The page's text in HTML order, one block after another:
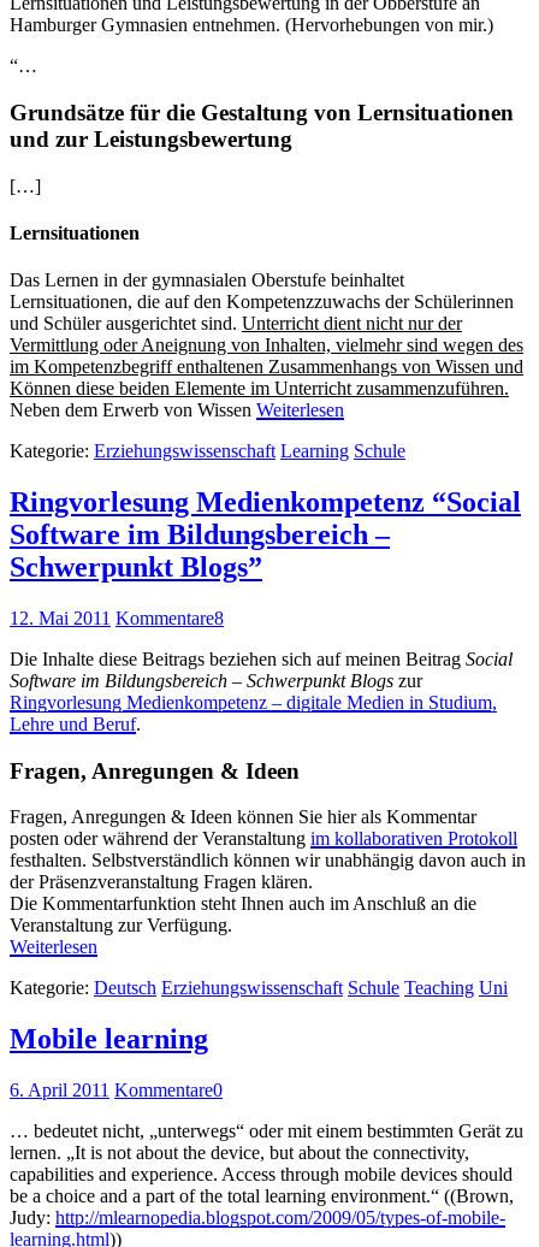
Hamburger Gymnasien entnehmen. (Hervorhebungen von mir.)
“…
Grundsätze für die Gestaltung von Lernsituationen
und zur Leistungsbewertung
[…]
Lernsituationen
Das Lernen in der gymnasialen Oberstufe beinhaltet
Lernsituationen, die auf den Kompetenzzuwachs der Schülerinnen
und Schüler ausgerichtet sind. Unterricht dient nicht nur der
Vermittlung oder Aneignung von Inhalten, vielmehr sind wegen des
im Kompetenzbegriff enthaltenen Zusammenhangs von Wissen und
Können diese beiden Elemente im Unterricht zusammenzuführen.
Neben dem Erwerb von Wissen Weiterlesen
Kategorie: Erziehungswissenschaft Learning Schule
Ringvorlesung Medienkompetenz “Social
Software im Bildungsbereich –
Schwerpunkt Blogs”
12. Mai 2011 Kommentare8
Die Inhalte diese Beitrags beziehen sich auf meinen Beitrag Social
Software im Bildungsbereich – Schwerpunkt Blogs zur
Ringvorlesung Medienkompetenz – digitale Medien in Studium,
Lehre und Beruf.
Fragen, Anregungen & Ideen
Fragen, Anregungen & Ideen können Sie hier als Kommentar
posten oder während der Veranstaltung im kollaborativen Protokoll
festhalten. Selbstverständlich können wir unabhängig davon auch in
der Präsenzveranstaltung Fragen klären.
Die Kommentarfunktion steht Ihnen auch im Anschluß an die
Veranstaltung zur Verfügung.
Weiterlesen
Kategorie: Deutsch Erziehungswissenschaft Schule Teaching Uni
Mobile learning
6. April 2011 Kommentare0
… bedeutet nicht, „unterwegs“ oder mit einem bestimmten Gerät zu
lernen. „It is not about the device, but about the connectivity,
capabilities and experience. Access through mobile devices should
be a choice and a part of the total learning environment.“ ((Brown,
Judy: http://mlearnopedia.blogspot.com/2009/05/types-of-mobile-
learning.html))